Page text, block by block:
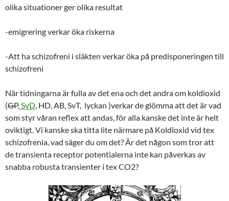
olika situationer ger olika resultat
-emigrering verkar öka riskerna
-Att ha schizofreni i släkten verkar öka på predisponeringen till
schizofreni
När tidningarna är fulla av det ena och det andra om koldioxid
(GP,SvD, HD, AB, SvT, lyckan )verkar de glömma att det är vad
som styr våran reflex att andas, för alla kanske det inte är helt
oviktigt. Vi kanske ska titta lite närmare på Koldioxid vid tex
schizofrenia, vad säger du om det? Är det någon som tror att
de transienta receptor potentialerna inte kan påverkas av
snabba robusta transienter i tex CO2?